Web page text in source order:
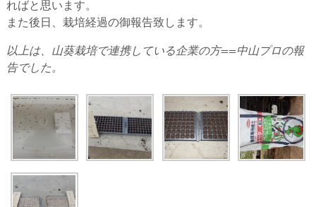
ればと思います。
また後日、栽培経過の御報告致します。
以上は、山葵栽培で連携している企業の方==中山プロの報
告でした。